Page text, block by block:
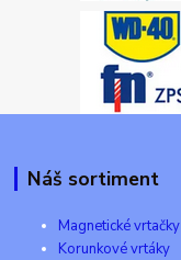
Náš sortiment
Magnetické vrtačky
Korunkové vrtáky